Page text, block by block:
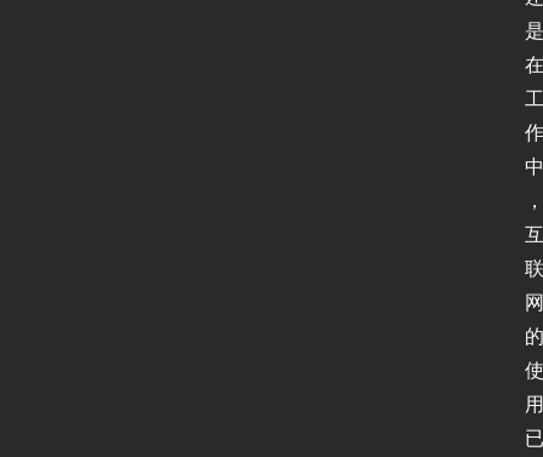
是
在
工
作
中
，
互
联
网
的
使
用
已